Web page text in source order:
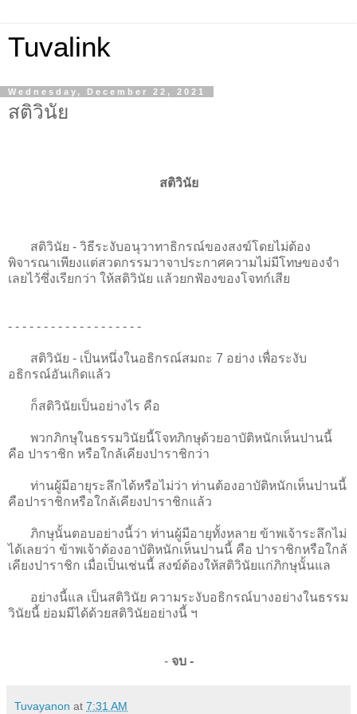
Tuvalink
Wednesday, December 22, 2021
สติวินัย
สติวินัย
สติวินัย - วิธีระงับอนุวาทาธิกรณ์ของสงฆ์โดยไม่ต้อง
พิจารณาเพียงแต่สวดกรรมวาจาประกาศความไม่มีโทษของจํา
เลยไว้ซึ่งเรียกว่า ให้สติวินัย แล้วยกฟ้องของโจทก์เสีย
- - - - - - - - - - - - - - - - - - -
สติวินัย - เป็นหนึ่งในอธิกรณ์สมถะ 7 อย่าง เพื่อระงับ
อธิกรณ์อันเกิดแล้ว
ก็สติวินัยเป็นอย่างไร คือ
พวกภิกษุในธรรมวินัยนี้โจทภิกษุด้วยอาบัติหนักเห็นปานนี้
คือ ปาราชิก หรือใกล้เคียงปาราชิกว่า
ท่านผู้มีอายุระลึกได้หรือไม่ว่า ท่านต้องอาบัติหนักเห็นปานนี้
คือปาราชิกหรือใกล้เคียงปาราชิกแล้ว
ภิกษุนั้นตอบอย่างนี้ว่า ท่านผู้มีอายุทั้งหลาย ข้าพเจ้าระลึกไม่
ได้เลยว่า ข้าพเจ้าต้องอาบัติหนักเห็นปานนี้ คือ ปาราชิกหรือใกล้
เคียงปาราชิก เมื่อเป็นเช่นนี้ สงฆ์ต้องให้สติวินัยแก่ภิกษุนั้นแล
อย่างนี้แล เป็นสติวินัย ความระงับอธิกรณ์บางอย่างในธรรม
วินัยนี้ ย่อมมีได้ด้วยสติวินัยอย่างนี้ ฯ
-จบ -
Tuvayanon at 7:31 AM